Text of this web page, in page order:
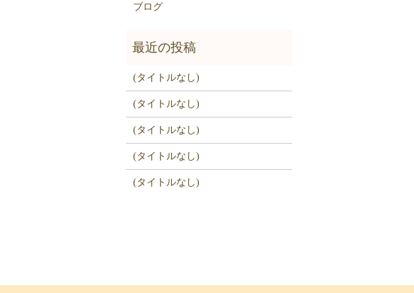
ブログ
(タイトルなし)
(タイトルなし)
(タイトルなし)
(タイトルなし)
(タイトルなし)